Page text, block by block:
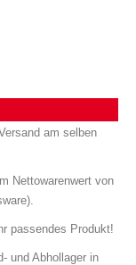
am selben
Nettowarenwert von
passendes Produkt!
und Abhollager in